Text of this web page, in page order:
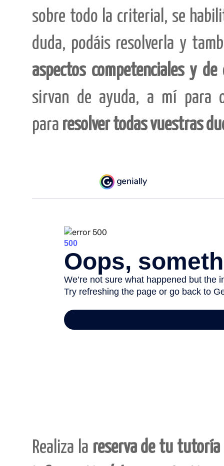
sobre todo la criterial, se
duda, podáis resolverla y
aspectos competenciales y
sirvan de ayuda, a mí para
para resolver todas vuestras
Realiza la reserva de tu tutoría